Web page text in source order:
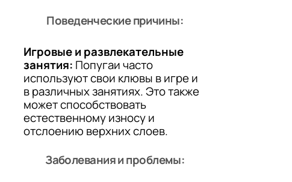
Поведенческие причины:
Игровые и развлекательные
занятия: Попугаи часто
используют свои клювы в игре и
в различных занятиях. Это также
может способствовать
естественному износу и
отслоению верхних слоев.
Заболевания и проблемы: